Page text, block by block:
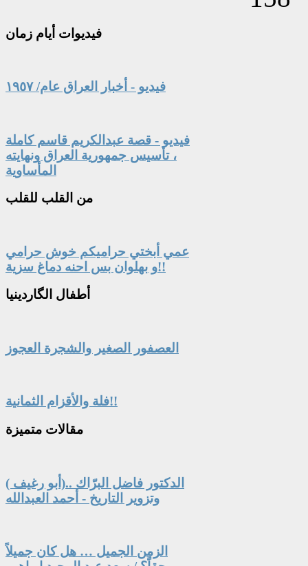
فيديوات أيام زمان
فيديو - أخبار العراق عام/ ١٩٥٧
فيديو - قصة عبدالكريم قاسم كاملة
، تأسيس جمهورية العراق ونهايته
المأساوية
من القلب للقلب
عمي أبختي حراميكم خوش حرامي
و بهلوان بس احنه دماغ سزية!!
أطفال الگاردينيا
العصفور الصغير والشجرة العجوز
فلة والأقزام الثمانية!!
مقالات متميزة
الدكتور فاضل البرّاك ..(أبو رغيف )
وتزوير التاريخ - أحمد العبدالله
الزمن الجميل … هل كان جميلاً